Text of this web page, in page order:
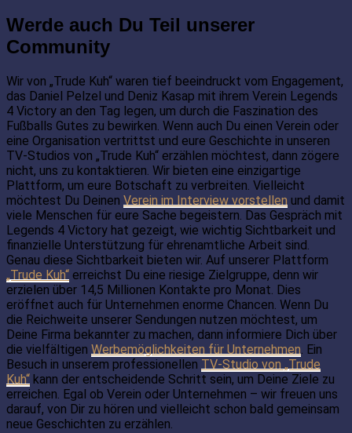
Werde auch Du Teil unserer
Community
Wir von „Trude Kuh“ waren tief beeindruckt vom Engagement,
das Daniel Pelzel und Deniz Kasap mit ihrem Verein Legends
4 Victory an den Tag legen, um durch die Faszination des
Fußballs Gutes zu bewirken. Wenn auch Du einen Verein oder
eine Organisation vertrittst und eure Geschichte in unseren
TV-Studios von „Trude Kuh“ erzählen möchtest, dann zögere
nicht, uns zu kontaktieren. Wir bieten eine einzigartige
Plattform, um eure Botschaft zu verbreiten. Vielleicht
möchtest Du Deinen Verein im Interview vorstellen und damit
viele Menschen für eure Sache begeistern. Das Gespräch mit
Legends 4 Victory hat gezeigt, wie wichtig Sichtbarkeit und
finanzielle Unterstützung für ehrenamtliche Arbeit sind.
Genau diese Sichtbarkeit bieten wir. Auf unserer Plattform
„Trude Kuh“ erreichst Du eine riesige Zielgruppe, denn wir
erzielen über 14,5 Millionen Kontakte pro Monat. Dies
eröffnet auch für Unternehmen enorme Chancen. Wenn Du
die Reichweite unserer Sendungen nutzen möchtest, um
Deine Firma bekannter zu machen, dann informiere Dich über
die vielfältigen Werbemöglichkeiten für Unternehmen. Ein
Besuch in unserem professionellen TV-Studio von „Trude
Kuh“ kann der entscheidende Schritt sein, um Deine Ziele zu
erreichen. Egal ob Verein oder Unternehmen – wir freuen uns
darauf, von Dir zu hören und vielleicht schon bald gemeinsam
neue Geschichten zu erzählen.